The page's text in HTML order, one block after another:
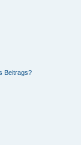
Beitrags?